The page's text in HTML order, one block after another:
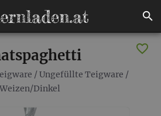
/ Ungefüllte Teigware /
Weizen/Dinkel